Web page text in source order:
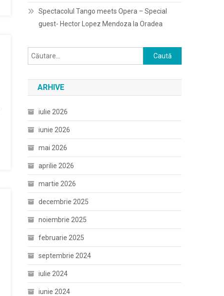
Spectacolul Tango meets Opera – Special
guest- Hector Lopez Mendoza la Oradea
Caută
după:
ARHIVE
iulie 2026
iunie 2026
mai 2026
aprilie 2026
martie 2026
decembrie 2025
noiembrie 2025
februarie 2025
septembrie 2024
iulie 2024
iunie 2024